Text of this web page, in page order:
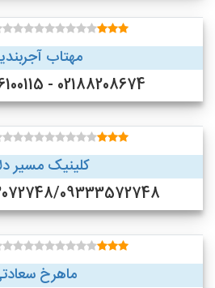
مهتاب
02188208674 - 09006100115 (تهران)
کلینیک مسیر
09333072748/09333572748
ماهرخ